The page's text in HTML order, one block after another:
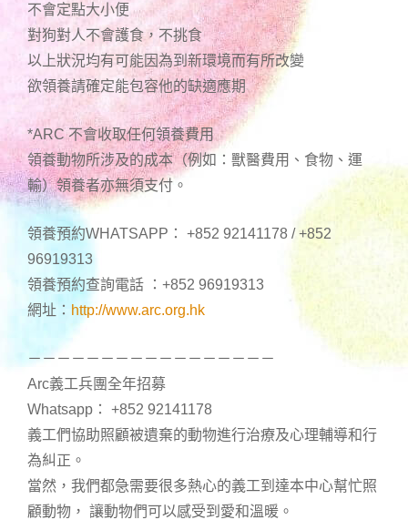
不會定點大小便
對狗對人不會護食，不挑食
以上狀況均有可能因為到新環境而有所改變
欲領養請確定能包容他的缺適應期
*ARC 不會收取任何領養費用
領養動物所涉及的成本（例如：獸醫費用、食物、運
輸）領養者亦無須支付。
領養預約WHATSAPP： +852 92141178 / +852
96919313
領養預約查詢電話 ：+852 96919313
網址： http://www.arc.org.hk
－－－－－－－－－－－－－－－－－
Arc義工兵團全年招募
Whatsapp： +852 92141178
義工們協助照顧被遺棄的動物進行治療及心理輔導和行
為糾正。
當然，我們都急需要很多熱心的義工到達本中心幫忙照
顧動物， 讓動物們可以感受到愛和溫暖。